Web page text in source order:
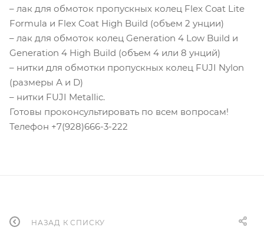
– лак для обмоток пропускных колец Flex Coat Lite
Formula и Flex Coat High Build (объем 2 унции)
– лак для обмоток колец Generation 4 Low Build и
Generation 4 High Build (объем 4 или 8 унций)
– нитки для обмотки пропускных колец FUJI Nylon
(размеры А и D)
– нитки FUJI Metallic.
Готовы проконсультировать по всем вопросам!
Телефон +7(928)666-3-222
НАЗАД К СПИСКУ